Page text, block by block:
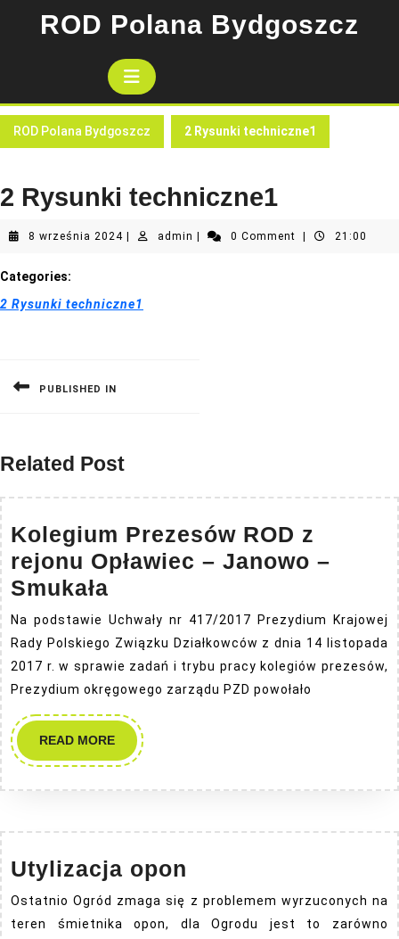
ROD Polana Bydgoszcz
Open
Button
ROD Polana Bydgoszcz 2 Rysunki techniczne1
2 Rysunki techniczne1
8 września 20248
admin admin 0 Comment 21:00
Categories:
2 Rysunki techniczne1
PUBLISHED IN
Related Post
Kolegium Prezesów ROD z
rejonu Opławiec – Janowo –
Smukała
Prezesów
ROD
z
rejonu
Opławiec
–
Janowo
Smukała
Na podstawie Uchwały nr 417/2017 Prezydium Krajowej
Rady Polskiego Związku Działkowców z dnia 14 listopada
2017 r. w sprawie zadań i trybu pracy kolegiów prezesów,
Prezydium okręgowego zarządu PZD powołało
READ MOREREAD
MORE
Utylizacja opon
opon
Ostatnio Ogród zmaga się z problemem wyrzuconych na
teren śmietnika opon, dla Ogrodu jest to zarówno